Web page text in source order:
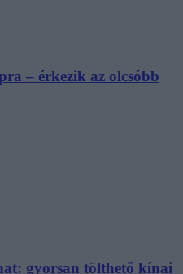
– érkezik az olcsóbb
gyorsan tölthető kínai